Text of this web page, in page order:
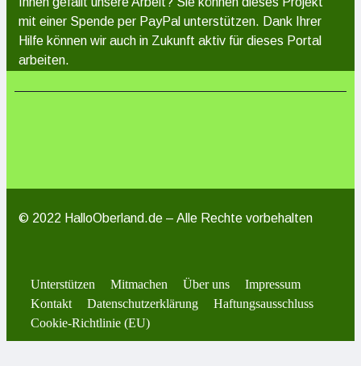
mit einer Spende per PayPal unterstützen. Dank Ihrer
Hilfe können wir auch in Zukunft aktiv für dieses Portal
arbeiten.
© 2022 HalloOberland.de – Alle Rechte vorbehalten
Unterstützen Mitmachen Über uns
Impressum
Kontakt
Datenschutzerklärung
Haftungsausschluss
Cookie-Richtlinie (EU)